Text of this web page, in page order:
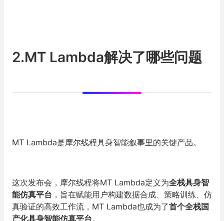
2.MT Lambda解决了哪些问题
MT Lambda是摩尔线程具身智能叙事里的关键产品。
这次发布会，摩尔线程将MT Lambda定义为全栈具身智
能仿真平台 ，旨在赋能用户构建数据合成、策略训练、仿
真验证的高效工作流，MT Lambda也成为了首个全栈国
产化具身智能仿真平台。